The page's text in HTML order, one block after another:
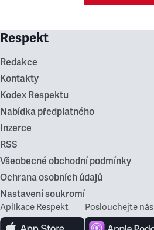
Respekt
Redakce
Kontakty
Kodex Respektu
Nabídka předplatného
Inzerce
RSS
Všeobecné obchodní podmínky
Ochrana osobních údajů
Nastavení soukromí
Aplikace Respekt Poslouchejte nás